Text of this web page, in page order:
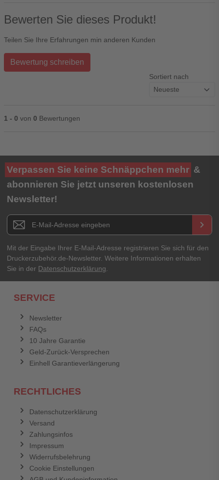
Bewerten Sie dieses Produkt!
Teilen Sie Ihre Erfahrungen min anderen Kunden
Bewertung schreiben
Sortiert nach
1 - 0 von 0 Bewertungen
Ihre Bewertung**
★★★★★
Titel**
E-Mail-Adresse
Ihr Passwort
Verpassen Sie keine Schnäppchen mehr &
abonnieren Sie jetzt unseren kostenlosen
Newsletter!
Newsletter E-Mail Adresse keyboard_arrow_right
Mit der Eingabe Ihrer E-Mail-Adresse registrieren Sie sich für den
Druckerzubehör.de-Newsletter. Weitere Informationen erhalten
Sie in der Datenschutzerklärung.
SERVICE
Newsletter
FAQs
10 Jahre Garantie
Geld-Zurück-Versprechen
Einhell Garantieverlängerung
RECHTLICHES
Datenschutzerklärung
Versand
Zahlungsinfos
Impressum
Widerrufsbelehrung
Cookie Einstellungen